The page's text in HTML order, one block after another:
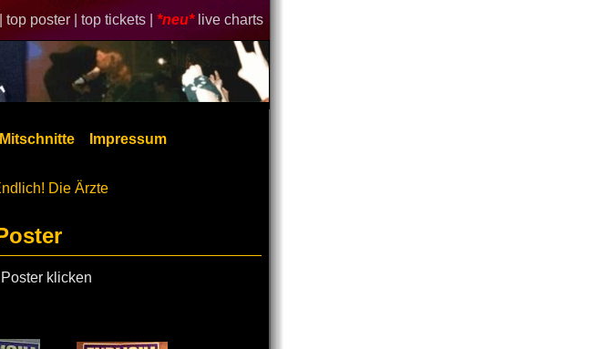
top poster | top tickets | *neu* live charts
Mitschnitte Impressum
Die Ärzte
klicken